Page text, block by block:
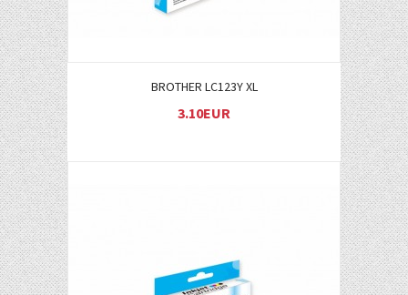
BROTHER LC123Y XL
3.10EUR
Į KREPŠELĮ